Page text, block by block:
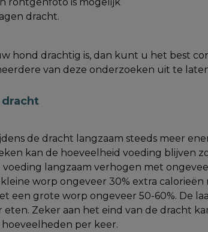
dracht.
hond drachtig is, dan kunt u het best
van deze onderzoeken uit te
de dracht langzaam steeds meer
kan de hoeveelheid voeding blijven
langzaam verhogen met
worp ongeveer 30% extra
een grote worp ongeveer 50-60%. De
eten. Zeker aan het eind van de dracht
per keer.